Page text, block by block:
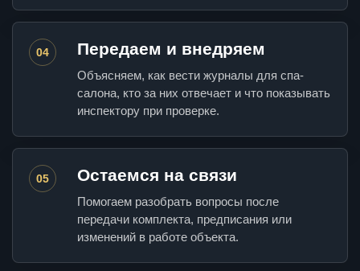
04 Передаем и внедряем
Объясняем, как вести журналы для спа-
салона, кто за них отвечает и что показывать
инспектору при проверке.
05 Остаемся на связи
Помогаем разобрать вопросы после
передачи комплекта, предписания или
изменений в работе объекта.